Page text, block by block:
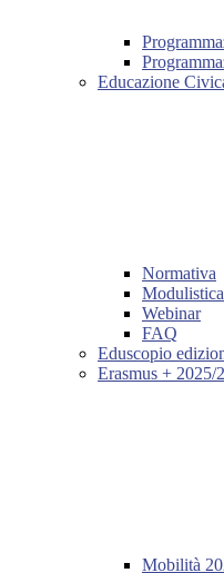
Educazione
Normativa
Webinar
FAQ
Eduscopio
Erasmus + 2025/
Mobilità